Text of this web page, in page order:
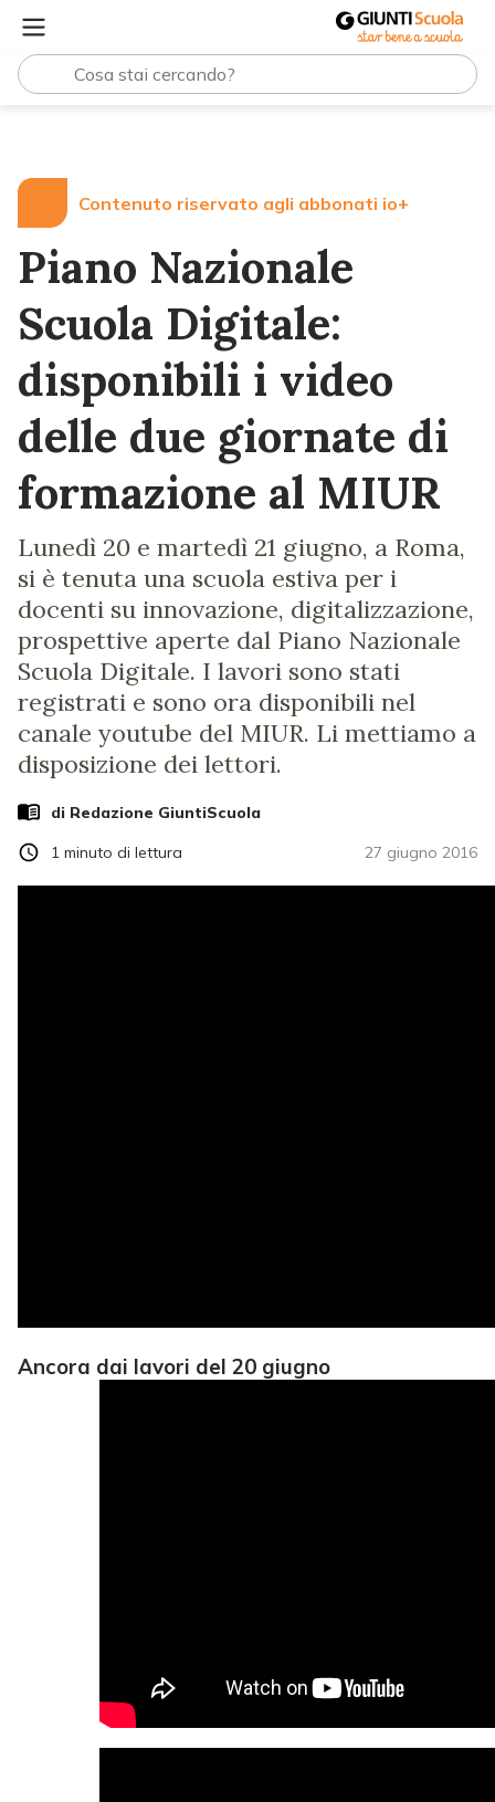
Contenuto riservato agli abbonati io+
Piano Nazionale
Scuola Digitale:
disponibili i video
delle due giornate di
formazione al MIUR
Lunedì 20 e martedì 21 giugno, a Roma,
si è tenuta una scuola estiva per i
docenti su innovazione, digitalizzazione,
prospettive aperte dal Piano Nazionale
Scuola Digitale. I lavori sono stati
registrati e sono ora disponibili nel
canale youtube del MIUR. Li mettiamo a
disposizione dei lettori.
di Redazione GiuntiScuola
27 giugno 2016
1 minuto di lettura
Ancora dai lavori del 20 giugno